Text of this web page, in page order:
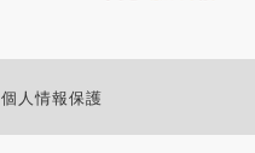
個人情報保護